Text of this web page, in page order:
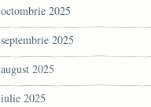
octombrie 2025
septembrie 2025
august 2025
iulie 2025